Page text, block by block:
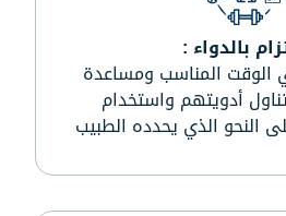
بالدواء :
الوقت المناسب ومساعدة
أدويتهم واستخدام
النحو الذي يحدده الطبيب